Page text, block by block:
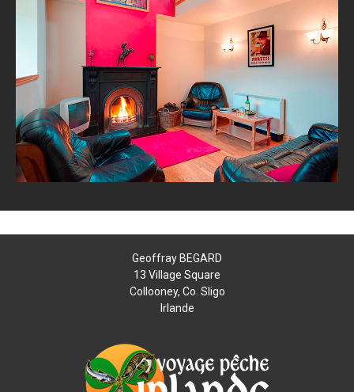
Geoffray BEGARD
13 Village Square
Collooney, Co. Sligo
Irlande